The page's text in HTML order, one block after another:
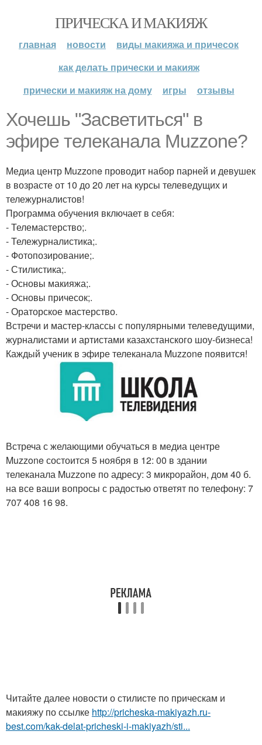
ПРИЧЕСКА И МАКИЯЖ
главная новости
виды макияжа и причесок
как делать прически и макияж
прически и макияж на дому
игры отзывы
Хочешь "Засветиться" в
эфире телеканала Muzzone?
Медиа центр Muzzone проводит набор парней и девушек
в возрасте от 10 до 20 лет на курсы телеведущих и
тележурналистов!
Программа обучения включает в себя:
- Телемастерство;.
- Тележурналистика;.
- Фотопозирование;.
- Стилистика;.
- Основы макияжа;.
- Основы причесок;.
- Ораторское мастерство.
Встречи и мастер-классы с популярными телеведущими,
журналистами и артистами казахстанского шоу-бизнеса!
Каждый ученик в эфире телеканала Muzzone появится!
Встреча с желающими обучаться в медиа центре
Muzzone состоится 5 ноября в 12: 00 в здании
телеканала Muzzone по адресу: 3 микрорайон, дом 40 б.
на все ваши вопросы с радостью ответят по телефону: 7
707 408 16 98.
Читайте далее новости о стилисте по прическам и
макияжу по ссылке http://pricheska-makiyazh.ru-
best.com/kak-delat-pricheski-i-makiyazh/sti...